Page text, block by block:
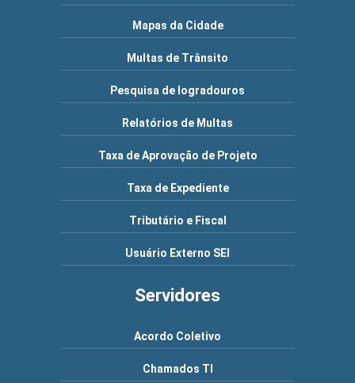
Mapas da Cidade
Multas de Trânsito
Pesquisa de logradouros
Relatórios de Multas
Taxa de Aprovação de Projeto
Taxa de Expediente
Tributário e Fiscal
Usuário Externo SEI
Servidores
Acordo Coletivo
Chamados TI